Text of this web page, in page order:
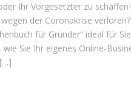
Ihr Vorgesetzter zu
der Coronakrise
für Gründer“ ideal für
Sie Ihr eigenes Online-